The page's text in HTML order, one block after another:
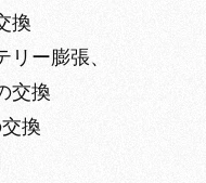
換
ー膨張、
交換
換